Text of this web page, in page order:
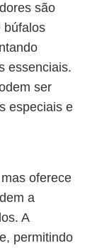
são
búfalos
essenciais.
ser
especiais e
oferece
a
A
permitindo